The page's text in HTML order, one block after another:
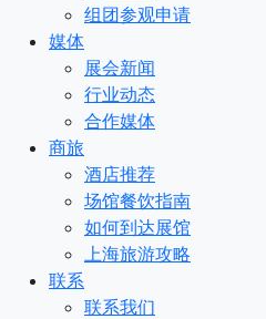
组团参观申请
媒体
展会新闻
行业动态
合作媒体
商旅
酒店推荐
场馆餐饮指南
如何到达展馆
上海旅游攻略
联系
联系我们